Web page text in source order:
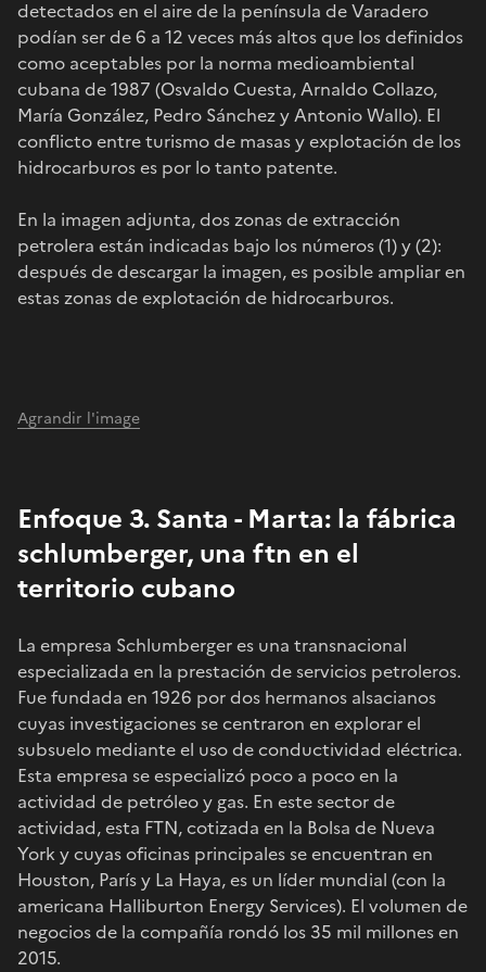
detectados en el aire de la península de Varadero
podían ser de 6 a 12 veces más altos que los definidos
como aceptables por la norma medioambiental
cubana de 1987 (Osvaldo Cuesta, Arnaldo Collazo,
María González, Pedro Sánchez y Antonio Wallo). El
conflicto entre turismo de masas y explotación de los
hidrocarburos es por lo tanto patente.
En la imagen adjunta, dos zonas de extracción
petrolera están indicadas bajo los números (1) y (2):
después de descargar la imagen, es posible ampliar en
estas zonas de explotación de hidrocarburos.
Agrandir l'image
Enfoque 3. Santa - Marta: la fábrica
schlumberger, una ftn en el
territorio cubano
La empresa Schlumberger es una transnacional
especializada en la prestación de servicios petroleros.
Fue fundada en 1926 por dos hermanos alsacianos
cuyas investigaciones se centraron en explorar el
subsuelo mediante el uso de conductividad eléctrica.
Esta empresa se especializó poco a poco en la
actividad de petróleo y gas. En este sector de
actividad, esta FTN, cotizada en la Bolsa de Nueva
York y cuyas oficinas principales se encuentran en
Houston, París y La Haya, es un líder mundial (con la
americana Halliburton Energy Services). El volumen de
negocios de la compañía rondó los 35 mil millones en
2015.